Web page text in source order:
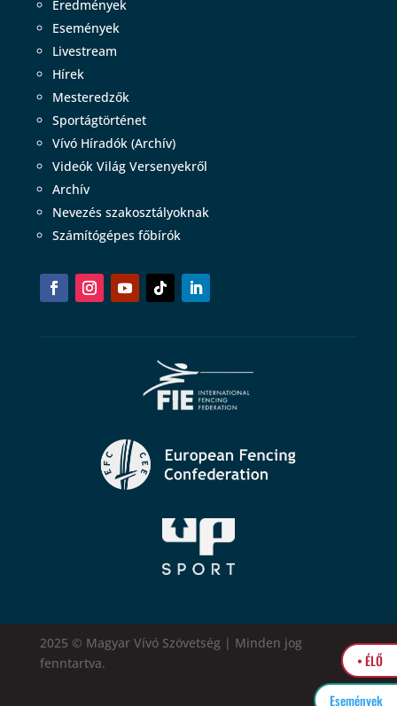
Eredmények
Események
Livestream
Hírek
Mesteredzők
Sportágtörténet
Vívó Híradók (Archív)
Videók Világ Versenyekről
Archív
Nevezés szakosztályoknak
Számítógépes főbírók
2025 © Magyar Vívó Szövetség | Minden jog
fenntartva.
• ÉLŐ
Események